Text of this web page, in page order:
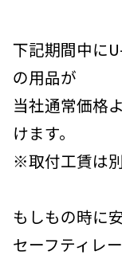
下記期間中に
の用品が
当社通常価格
けます。
※取付工賃は
もしもの時に
セーフティレ